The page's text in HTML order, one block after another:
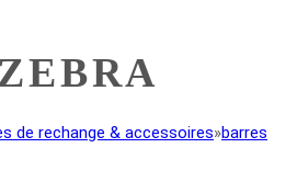
de rechange & accessoires»barres